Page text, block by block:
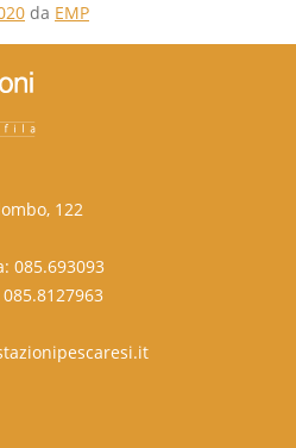
da EMP
122
085.693093